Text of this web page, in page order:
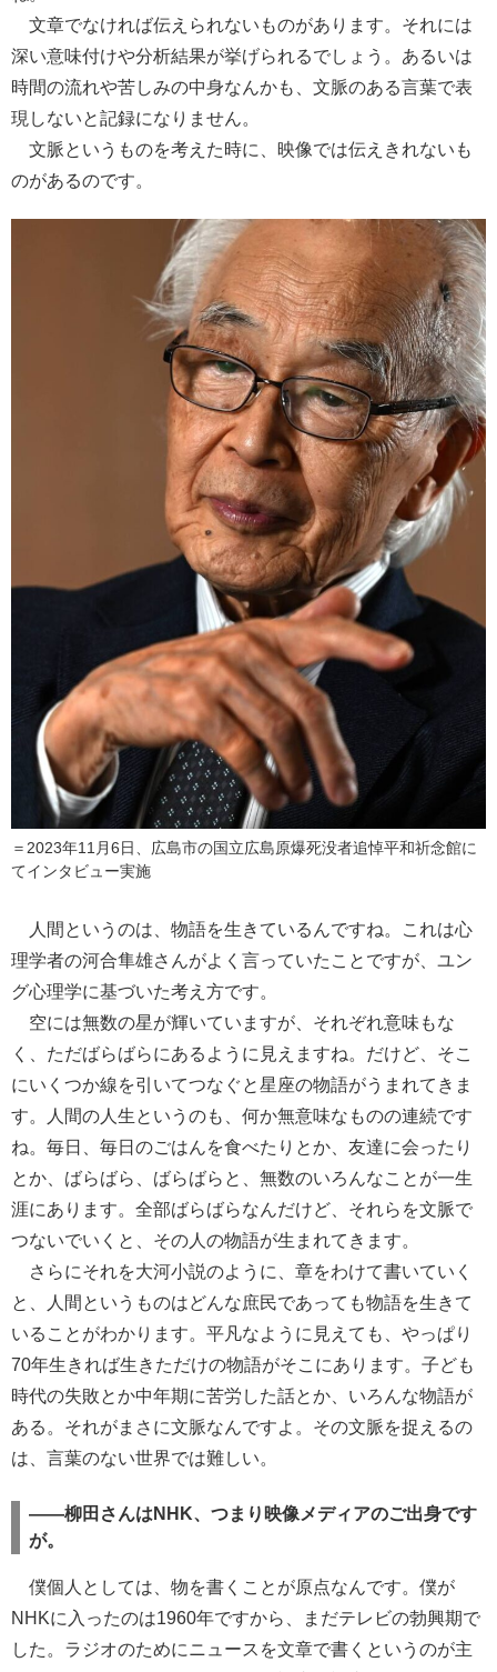
文章でなければ伝えられないものがあります。それには
深い意味付けや分析結果が挙げられるでしょう。あるいは
時間の流れや苦しみの中身なんかも、文脈のある言葉で表
現しないと記録になりません。
文脈というものを考えた時に、映像では伝えきれないも
のがあるのです。
＝2023年11月6日、広島市の国立広島原爆死没者追悼平和祈念館に
てインタビュー実施
人間というのは、物語を生きているんですね。これは心
理学者の河合隼雄さんがよく言っていたことですが、ユン
グ心理学に基づいた考え方です。
空には無数の星が輝いていますが、それぞれ意味もな
く、ただばらばらにあるように見えますね。だけど、そこ
にいくつか線を引いてつなぐと星座の物語がうまれてきま
す。人間の人生というのも、何か無意味なものの連続です
ね。毎日、毎日のごはんを食べたりとか、友達に会ったり
とか、ばらばら、ばらばらと、無数のいろんなことが一生
涯にあります。全部ばらばらなんだけど、それらを文脈で
つないでいくと、その人の物語が生まれてきます。
さらにそれを大河小説のように、章をわけて書いていく
と、人間というものはどんな庶民であっても物語を生きて
いることがわかります。平凡なように見えても、やっぱり
70年生きれば生きただけの物語がそこにあります。子ども
時代の失敗とか中年期に苦労した話とか、いろんな物語が
ある。それがまさに文脈なんですよ。その文脈を捉えるの
は、言葉のない世界では難しい。
――柳田さんはNHK、つまり映像メディアのご出身です
が。
僕個人としては、物を書くことが原点なんです。僕が
NHKに入ったのは1960年ですから、まだテレビの勃興期で
した。ラジオのためにニュースを文章で書くというのが主